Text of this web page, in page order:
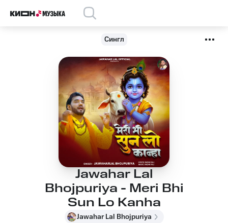
Сингл
Jawahar Lal
Bhojpuriya - Meri Bhi
Sun Lo Kanha
Jawahar Lal Bhojpuriya